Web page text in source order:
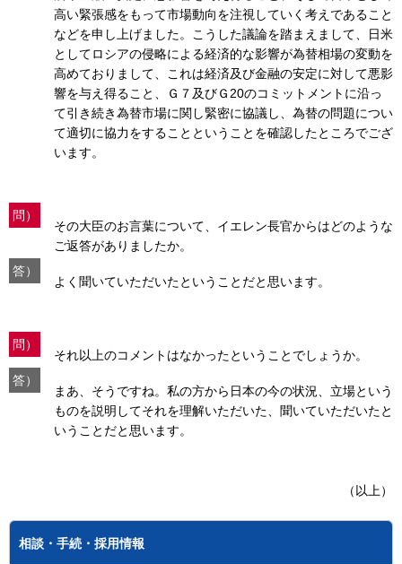
高い緊張感をもって市場動向を注視していく考えであること
などを申し上げました。こうした議論を踏まえまして、日米
としてロシアの侵略による経済的な影響が為替相場の変動を
高めておりまして、これは経済及び金融の安定に対して悪影
響を与え得ること、Ｇ７及びＧ20のコミットメントに沿っ
て引き続き為替市場に関し緊密に協議し、為替の問題につい
て適切に協力をすることということを確認したところでござ
います。
問）
その大臣のお言葉について、イエレン長官からはどのような
ご返答がありましたか。
答）
よく聞いていただいたということだと思います。
問）
それ以上のコメントはなかったということでしょうか。
答）
まあ、そうですね。私の方から日本の今の状況、立場という
ものを説明してそれを理解いただいた、聞いていただいたと
いうことだと思います。
（以上）
相談・手続・採用情報